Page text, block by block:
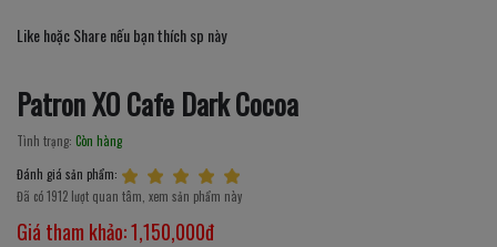
Like hoặc Share nếu bạn thích sp này
Patron XO Cafe Dark Cocoa
Tình trạng: Còn hàng
Đánh giá sản phẩm:
Đã có 1912 lượt quan tâm, xem sản phẩm này
Giá tham khảo:1,150,000đ